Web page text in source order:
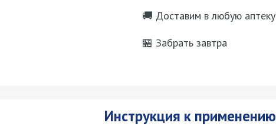
🚚 Доставим в любую аптеку
🏪 Забрать завтра
Инструкция к применению